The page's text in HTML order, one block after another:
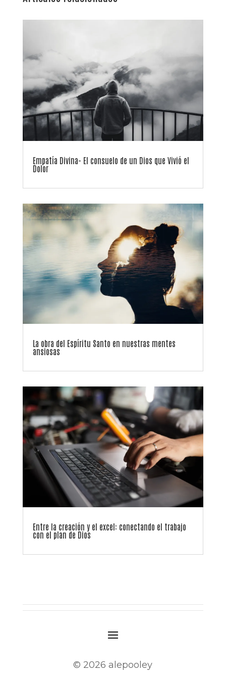
Empatía Divina- El consuelo de un Dios que Vivió el
Dolor
La obra del Espíritu Santo en nuestras mentes
ansiosas
Entre la creación y el excel: conectando el trabajo
con el plan de Dios
© 2026 alepooley